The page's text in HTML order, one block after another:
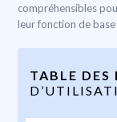
compréhensibles
leur fonction de
TABLE DES